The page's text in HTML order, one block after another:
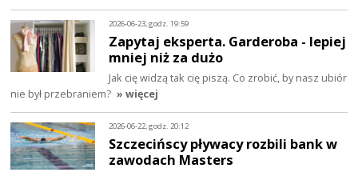
2026-06-23, godz. 19:59
Zapytaj eksperta. Garderoba - lepiej
mniej niż za dużo
Jak cię widzą tak cię piszą. Co zrobić, by nasz ubiór
nie był przebraniem? » więcej
2026-06-22, godz. 20:12
Szczecińscy pływacy rozbili bank w
zawodach Masters